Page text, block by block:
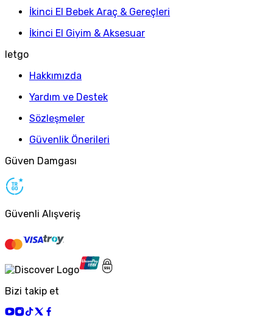
İkinci El Bebek Araç & Gereçleri
İkinci El Giyim & Aksesuar
letgo
Hakkımızda
Yardım ve Destek
Sözleşmeler
Güvenlik Önerileri
Güven Damgası
Güvenli Alışveriş
Bizi takip et